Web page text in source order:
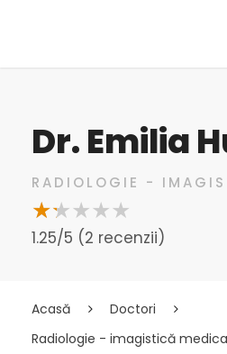
Dr. Emilia
RADIOLOGIE -
1.25/5 (2 recenzii)
Acasă
Doctori
Radiologie - imagistică